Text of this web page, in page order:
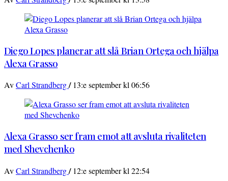
Diego Lopes planerar att slå Brian Ortega och hjälpa
Alexa Grasso
AvCarl Strandberg/ 13:e september kl 06:56
Alexa Grasso ser fram emot att avsluta rivaliteten
med Shevchenko
AvCarl Strandberg/ 12:e september kl 22:54